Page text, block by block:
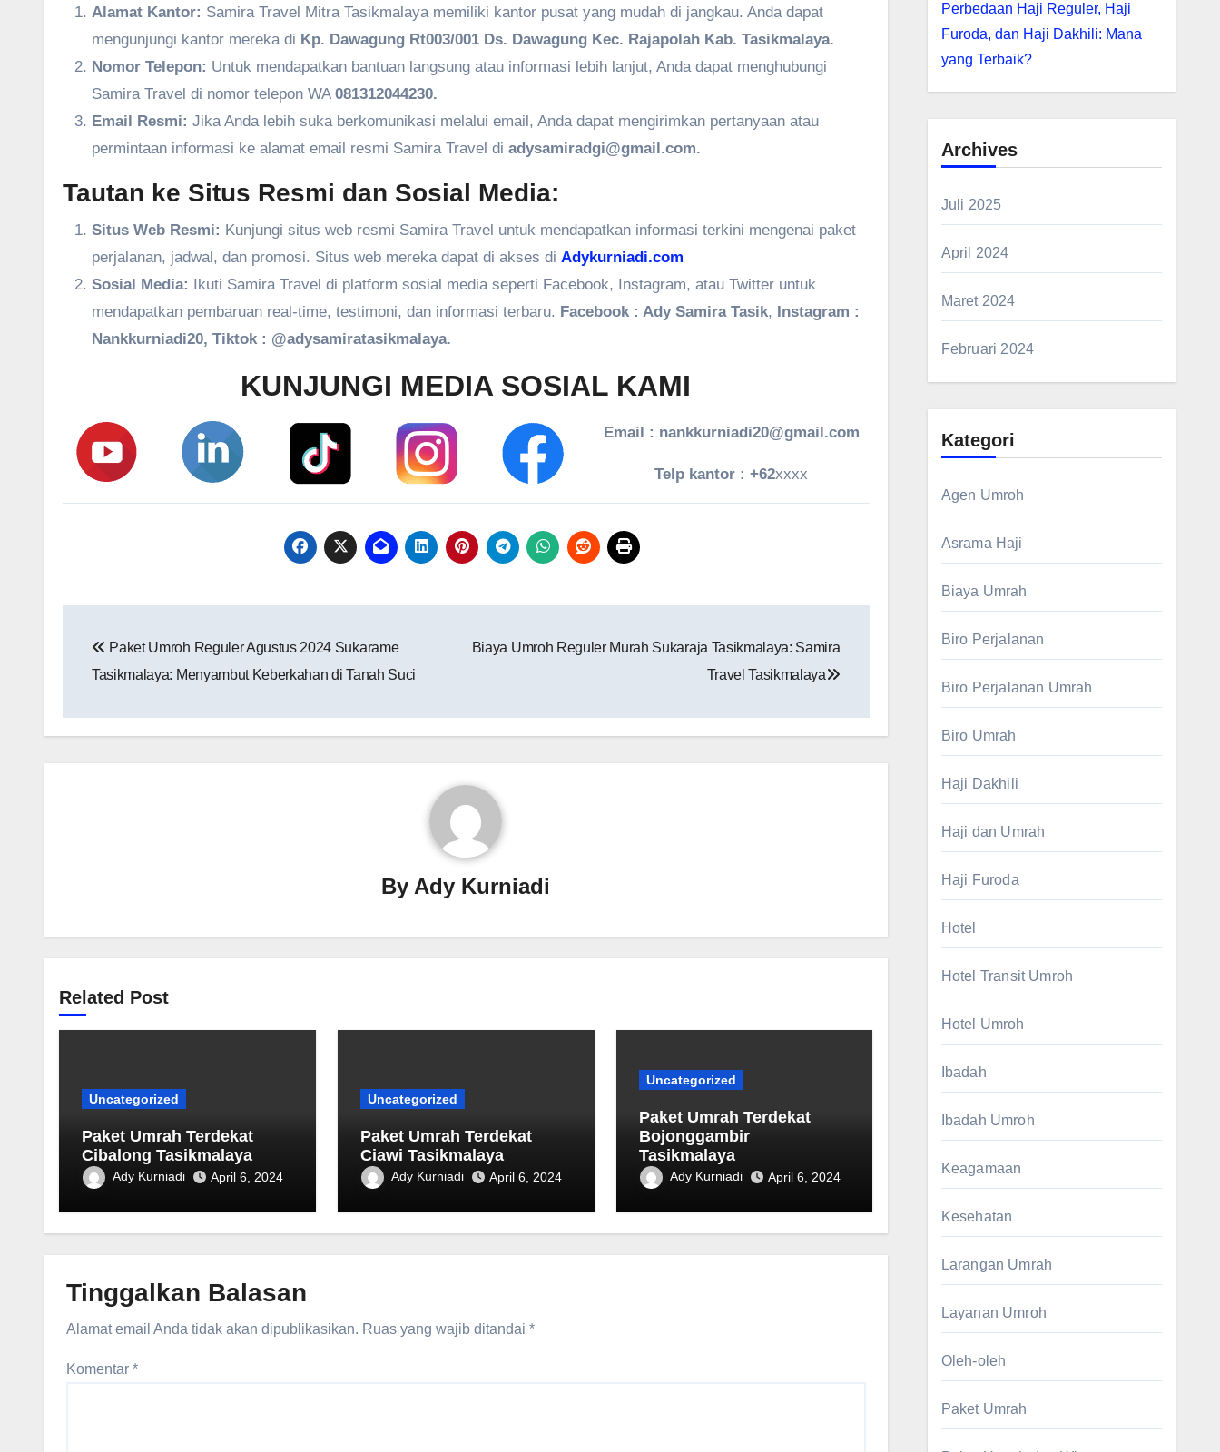
Alamat Kantor: Samira Travel Mitra Tasikmalaya memiliki kantor pusat yang mudah di jangkau. Anda dapat
mengunjungi kantor mereka di Kp. Dawagung Rt003/001 Ds. Dawagung Kec. Rajapolah Kab. Tasikmalaya.
Nomor Telepon: Untuk mendapatkan bantuan langsung atau informasi lebih lanjut, Anda dapat menghubungi
Samira Travel di nomor telepon WA 081312044230.
Email Resmi: Jika Anda lebih suka berkomunikasi melalui email, Anda dapat mengirimkan pertanyaan atau
permintaan informasi ke alamat email resmi Samira Travel di adysamiradgi@gmail.com.
Tautan ke Situs Resmi dan Sosial Media:
Situs Web Resmi: Kunjungi situs web resmi Samira Travel untuk mendapatkan informasi terkini mengenai paket
perjalanan, jadwal, dan promosi. Situs web mereka dapat di akses di Adykurniadi.com
Sosial Media: Ikuti Samira Travel di platform sosial media seperti Facebook, Instagram, atau Twitter untuk
mendapatkan pembaruan real-time, testimoni, dan informasi terbaru. Facebook : Ady Samira Tasik, Instagram :
Nankkurniadi20, Tiktok : @adysamiratasikmalaya.
KUNJUNGI MEDIA SOSIAL KAMI
Email : nankkurniadi20@gmail.com
Telp kantor : +62xxxx
posPaket Umroh Reguler Agustus 2024 Sukarame
Tasikmalaya: Menyambut Keberkahan di Tanah Suci
Biaya Umroh Reguler Murah Sukaraja Tasikmalaya: Samira
Travel Tasikmalaya
By Ady Kurniadi
Related Post
Uncategorized
Paket Umrah Terdekat
‎Cibalong Tasikmalaya
Ady Kurniadi April 6, 2024
Uncategorized
Paket Umrah Terdekat
Ciawi Tasikmalaya
Ady Kurniadi April 6, 2024
Uncategorized
Paket Umrah Terdekat
‎Bojonggambir
Tasikmalaya
Ady Kurniadi April 6, 2024
Tinggalkan Balasan
Alamat email Anda tidak akan dipublikasikan. Ruas yang wajib ditandai *
Komentar *
Perbedaan Haji Reguler, Haji
Furoda, dan Haji Dakhili: Mana
yang Terbaik?
Archives
Juli 2025
April 2024
Maret 2024
Februari 2024
Kategori
Agen Umroh
Asrama Haji
Biaya Umrah
Biro Perjalanan
Biro Perjalanan Umrah
Biro Umrah
Haji Dakhili
Haji dan Umrah
Haji Furoda
Hotel
Hotel Transit Umroh
Hotel Umroh
Ibadah
Ibadah Umroh
Keagamaan
Kesehatan
Larangan Umrah
Layanan Umroh
Oleh-oleh
Paket Umrah